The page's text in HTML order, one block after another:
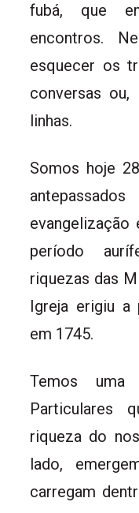
fubá, que
encontros.
esquecer os
conversas ou,
linhas.
Somos hoje
evangelização
período
riquezas das
Igreja erigiu a
em 1745.
Temos uma
Particulares
riqueza do
lado,
carregam